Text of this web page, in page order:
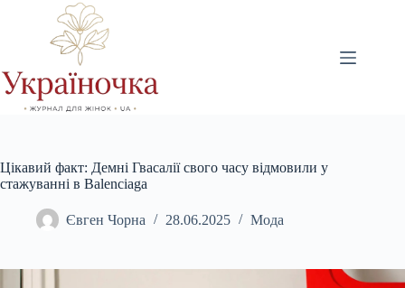
Цікавий факт: Демні Гвасалії свого часу відмовили у
стажуванні в Balenciaga
Євген Чорна 28.06.2025 Мода